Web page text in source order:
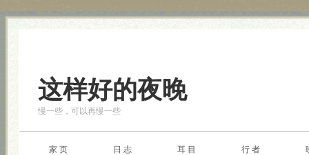
这样好的夜晚
慢一些，可以再慢一些
家 页 日 志 耳 目 行 者